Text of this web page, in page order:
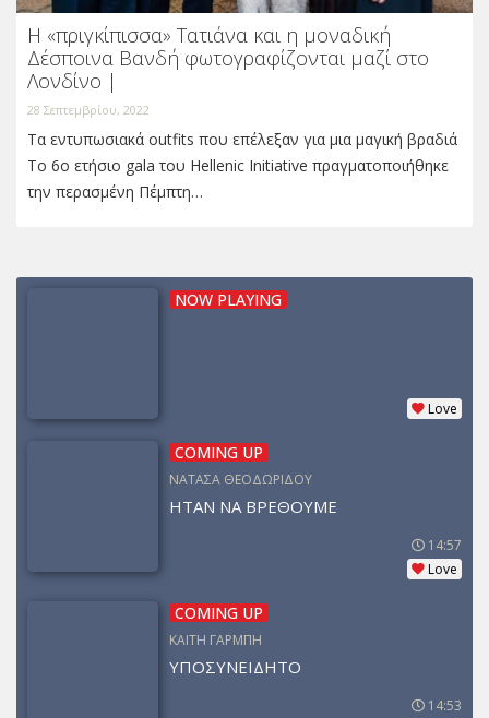
Η «πριγκίπισσα» Τατιάνα και η μοναδική
Δέσποινα Βανδή φωτογραφίζονται μαζί στο
Λονδίνο |
28 Σεπτεμβρίου, 2022
Τα εντυπωσιακά outfits που επέλεξαν για μια μαγική βραδιά
Το 6ο ετήσιο gala του Hellenic Initiative πραγματοποιήθηκε
την περασμένη Πέμπτη…
NOW PLAYING
Love
COMING UP
ΝΑΤΑΣΑ ΘΕΟΔΩΡΙΔΟΥ
ΗΤΑΝ ΝΑ ΒΡΕΘΟΥΜΕ
14:57
Love
COMING UP
ΚΑΙΤΗ ΓΑΡΜΠΗ
ΥΠΟΣΥΝΕΙΔΗΤΟ
14:53